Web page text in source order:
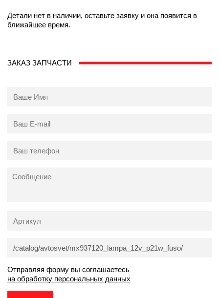
Детали нет в наличии, оставьте заявку и она появится в
ближайшее время.
ЗАКАЗ ЗАПЧАСТИ
Отправляя форму вы соглашаетесь
на обработку персональных данных